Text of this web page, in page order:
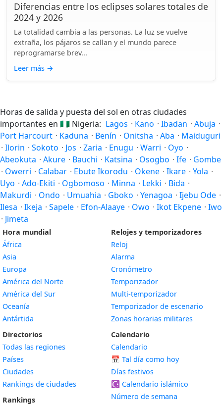
Diferencias entre los eclipses solares totales de
2024 y 2026
La totalidad cambia a las personas. La luz se vuelve
extraña, los pájaros se callan y el mundo parece
reprogramarse brev...
Leer más →
Horas de salida y puesta del sol en otras ciudades
importantes en 🇳🇬 Nigeria: Lagos · Kano · Ibadan · Abuja ·
Port Harcourt · Kaduna · Benín · Onitsha · Aba · Maiduguri
· Ilorin · Sokoto · Jos · Zaria · Enugu · Warri · Oyo ·
Abeokuta · Akure · Bauchi · Katsina · Osogbo · Ife · Gombe
· Owerri · Calabar · Ebute Ikorodu · Okene · Ikare · Yola ·
Uyo · Ado-Ekiti · Ogbomoso · Minna · Lekki · Bida ·
Makurdi · Ondo · Umuahia · Gboko · Yenagoa · Ijebu Ode ·
Ilesa · Ikeja · Sapele · Efon-Alaaye · Owo · Ikot Ekpene · Iwo
· Jimeta
Hora mundial
África
Asia
Europa
América del Norte
América del Sur
Oceanía
Antártida
Directorios
Todas las regiones
Países
Ciudades
Rankings de ciudades
Rankings
Relojes y temporizadores
Reloj
Alarma
Cronómetro
Temporizador
Multi-temporizador
Temporizador de escenario
Zonas horarias militares
Calendario
Calendario
📅 Tal día como hoy
Días festivos
☪️ Calendario islámico
Número de semana